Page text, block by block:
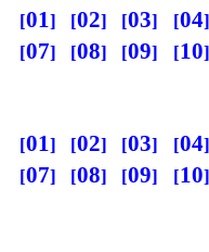
01 02 03 04
07
08 09 10
01 02 03 04
07
08 09 10